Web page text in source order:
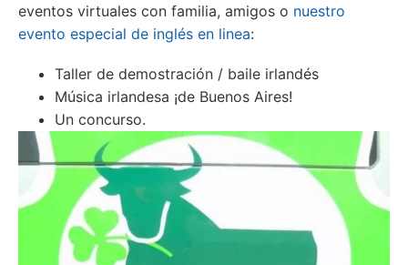
eventos virtuales con familia, amigos o nuestro
evento especial de inglés en linea:
Taller de demostración / baile irlandés
Música irlandesa ¡de Buenos Aires!
Un concurso.